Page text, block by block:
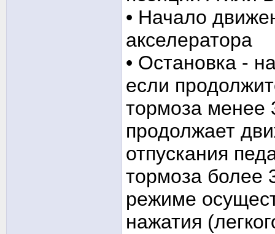
• Начало
акселератора
• Остановка -
если
тормоза менее
продолжает
отпускания
тормоза более
режиме
нажатия